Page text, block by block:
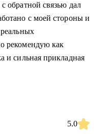
обратной связью дал
с моей стороны и
рекомендую как
и сильная прикладная
5.0